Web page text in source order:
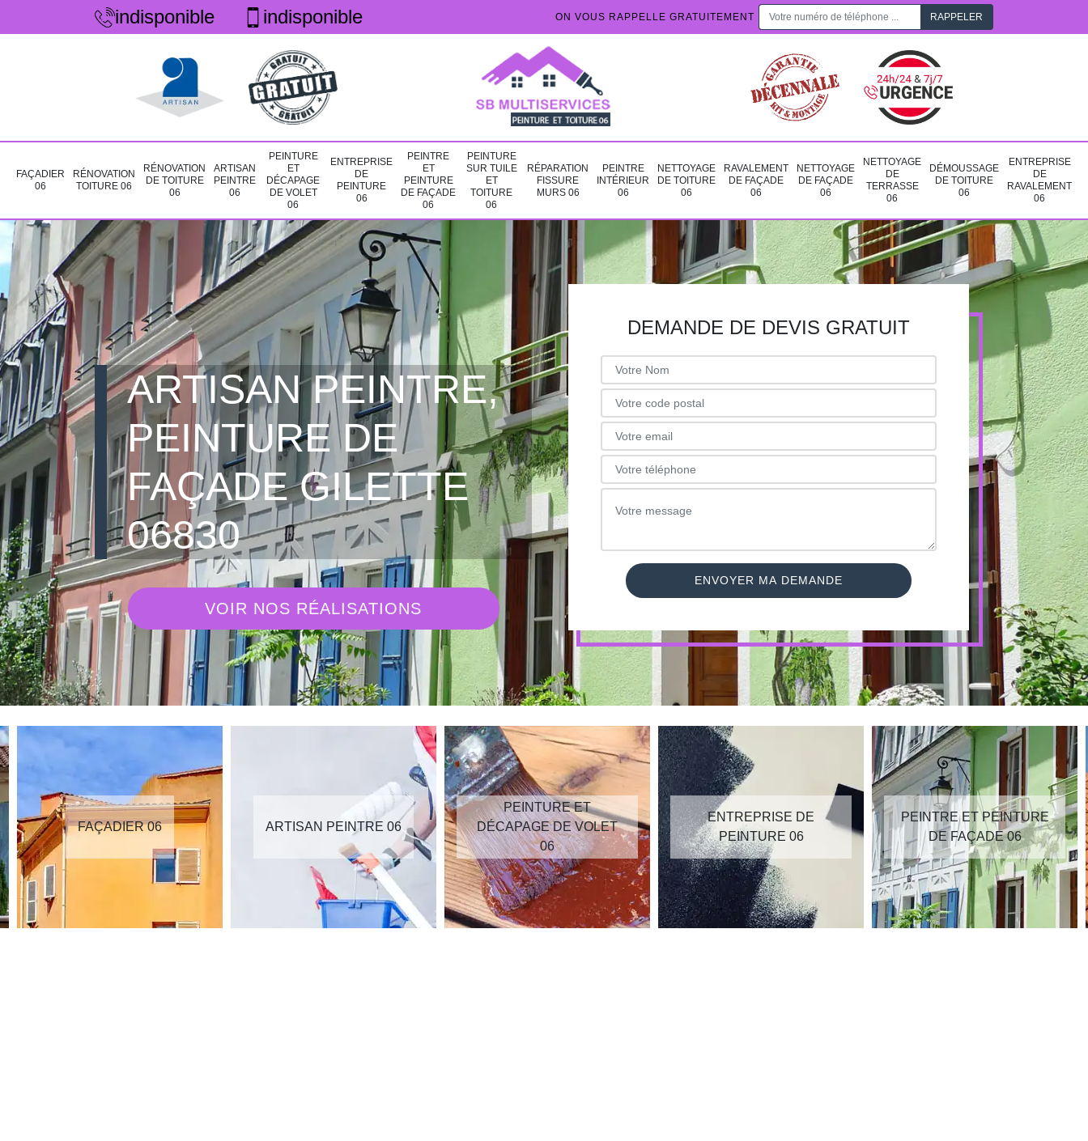
indisponible indisponible ON VOUS RAPPELLE GRATUITEMENT
FAÇADIER
06
RÉNOVATION
TOITURE 06
RÉNOVATION
DE TOITURE
06
ARTISAN
PEINTRE
06
PEINTURE
ET
DÉCAPAGE
DE VOLET
06
ENTREPRISE
DE
PEINTURE
06
PEINTRE
ET
PEINTURE
DE FAÇADE
06
PEINTURE
SUR TUILE
ET
TOITURE
06
RÉPARATION
FISSURE
MURS 06
PEINTRE
INTÉRIEUR
06
NETTOYAGE
DE TOITURE
06
RAVALEMENT
DE FAÇADE
06
NETTOYAGE
DE FAÇADE
06
NETTOYAGE
DE
TERRASSE
06
DÉMOUSSAGE
DE TOITURE
06
ENTREPRISE
DE
RAVALEMENT
06
ARTISAN PEINTRE,
PEINTURE DE
FAÇADE GILETTE
06830
VOIR NOS RÉALISATIONS
DEMANDE DE DEVIS GRATUIT
FAÇADIER 06 ARTISAN PEINTRE 06
PEINTURE ET
DÉCAPAGE DE VOLET
06
ENTREPRISE DE
PEINTURE 06
PEINTRE ET PEINTURE
DE FAÇADE 06